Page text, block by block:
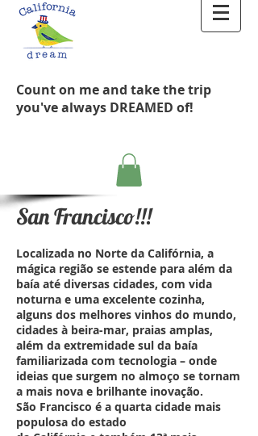
Count on me and take the trip
you've always DREAMED of!
San Francisco!!!
Localizada no Norte da Califórnia, a
mágica região se estende para além da
baía até diversas cidades, com vida
noturna e uma excelente cozinha,
alguns dos melhores vinhos do mundo,
cidades à beira-mar, praias amplas,
além da extremidade sul da baía
familiarizada com tecnologia – onde
ideias que surgem no almoço se tornam
a mais nova e brilhante inovação.
São Francisco é a quarta cidade mais
populosa do estado